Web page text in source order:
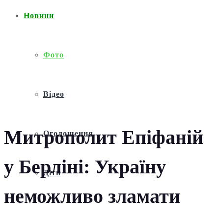
Новини
Фото
Відео
Оголошення
Діти
Митрополит Епіфаній
у Берліні: Україну
неможливо зламати